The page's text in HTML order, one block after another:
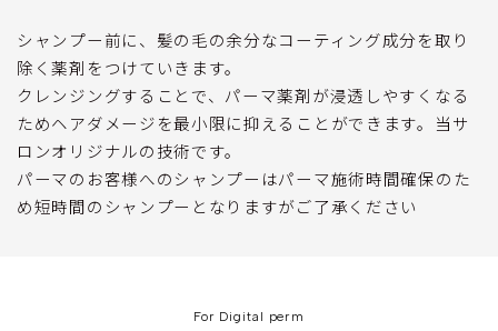
シャンプー前に、髪の毛の余分なコーティング成分を取り
除く薬剤をつけていきます。
クレンジングすることで、パーマ薬剤が浸透しやすくなる
ためヘアダメージを最小限に抑えることができます。当サ
ロンオリジナルの技術です。
パーマのお客様へのシャンプーはパーマ施術時間確保のた
め短時間のシャンプーとなりますがご了承ください
For Digital perm